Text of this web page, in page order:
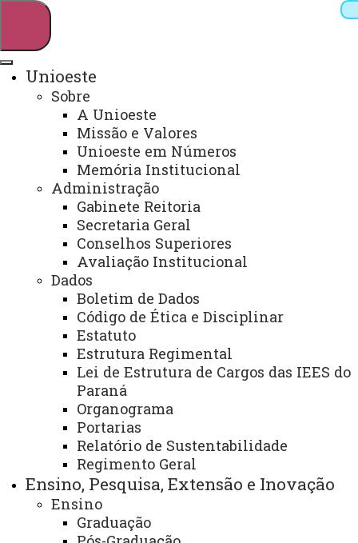
Webmail Sistemas
Telefones
Arquivo Virtual
Campus
Unioeste
Sobre
A Unioeste
Missão e Valores
Unioeste em Números
Memória Institucional
Administração
Gabinete Reitoria
Secretaria Geral
Conselhos Superiores
Avaliação Institucional
Dados
Boletim de Dados
Código de Ética e Disciplinar
Estatuto
Estrutura Regimental
Lei de Estrutura de Cargos das IEES do
Paraná
Organograma
Portarias
Relatório de Sustentabilidade
Regimento Geral
Ensino, Pesquisa, Extensão e Inovação
Ensino
Graduação
Programa de Pós-Graduação em
Economia - PGE
Centro de Ciências Sociais Aplicadas - CCSA/Toledo
Finalidade e competências:
- Programa de mestrado em Economia visa a
formação de massa crítica para resolução de problemas
socioeconômicos, com isto formar capital humano